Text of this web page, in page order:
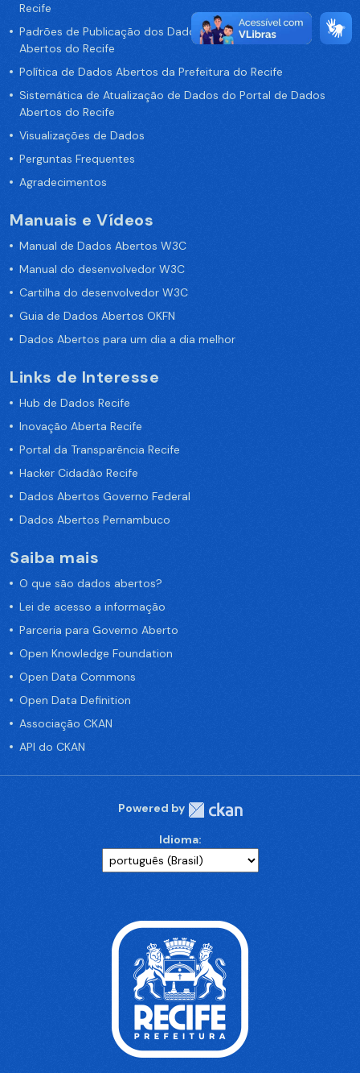
Recife
Padrões de Publicação dos Dados no Portal de Dados
Abertos do Recife
Política de Dados Abertos da Prefeitura do Recife
Sistemática de Atualização de Dados do Portal de Dados
Abertos do Recife
Visualizações de Dados
Perguntas Frequentes
Agradecimentos
Manuais e Vídeos
Manual de Dados Abertos W3C
Manual do desenvolvedor W3C
Cartilha do desenvolvedor W3C
Guia de Dados Abertos OKFN
Dados Abertos para um dia a dia melhor
Links de Interesse
Hub de Dados Recife
Inovação Aberta Recife
Portal da Transparência Recife
Hacker Cidadão Recife
Dados Abertos Governo Federal
Dados Abertos Pernambuco
Saiba mais
O que são dados abertos?
Lei de acesso a informação
Parceria para Governo Aberto
Open Knowledge Foundation
Open Data Commons
Open Data Definition
Associação CKAN
API do CKAN
Powered by
Idioma